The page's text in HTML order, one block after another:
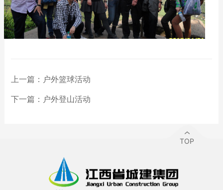
上一篇： 户外篮球活动
下一篇： 户外登山活动
TOP